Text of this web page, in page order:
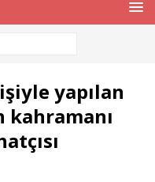
yapılan